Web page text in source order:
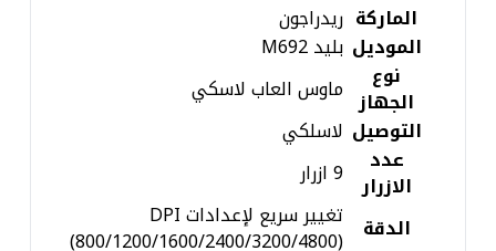
الماركة ريدراجون
الموديل بليد M692
نوع
الجهاز ماوس العاب لاسكي
التوصيل لاسلكي
عدد
الازرار 9 ازرار
الدقة
تغيير سريع لإعدادات DPI
(800/1200/1600/2400/3200/4800)